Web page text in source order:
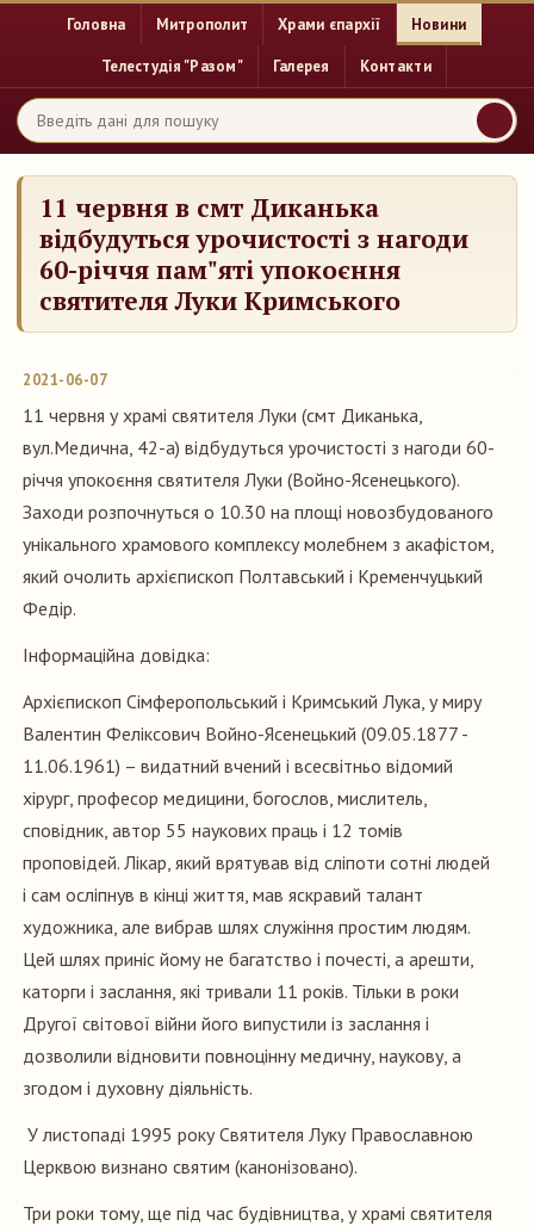
Головна Митрополит Храми єпархії Новини
Телестудія "Разом" Галерея Контакти
11 червня в смт Диканька
відбудуться урочистості з нагоди
60-річчя пам"яті упокоєння
святителя Луки Кримського
2021-06-07
11 червня у храмі святителя Луки (смт Диканька,
вул.Медична, 42-а) відбудуться урочистості з нагоди 60-
річчя упокоєння святителя Луки (Войно-Ясенецького).
Заходи розпочнуться о 10.30 на площі новозбудованого
унікального храмового комплексу молебнем з акафістом,
який очолить архієпископ Полтавський і Кременчуцький
Федір.
Інформаційна довідка:
Архієпископ Сімферопольський і Кримський Лука, у миру
Валентин Феліксович Войно-Ясенецький (09.05.1877 -
11.06.1961) – видатний вчений і всесвітньо відомий
хірург, професор медицини, богослов, мислитель,
сповідник, автор 55 наукових праць і 12 томів
проповідей. Лікар, який врятував від сліпоти сотні людей
і сам осліпнув в кінці життя, мав яскравий талант
художника, але вибрав шлях служіння простим людям.
Цей шлях приніс йому не багатство і почесті, а арешти,
каторги і заслання, які тривали 11 років. Тільки в роки
Другої світової війни його випустили із заслання і
дозволили відновити повноцінну медичну, наукову, а
згодом і духовну діяльність.
У листопаді 1995 року Святителя Луку Православною
Церквою визнано святим (канонізовано).
Три роки тому, ще під час будівництва, у храмі святителя